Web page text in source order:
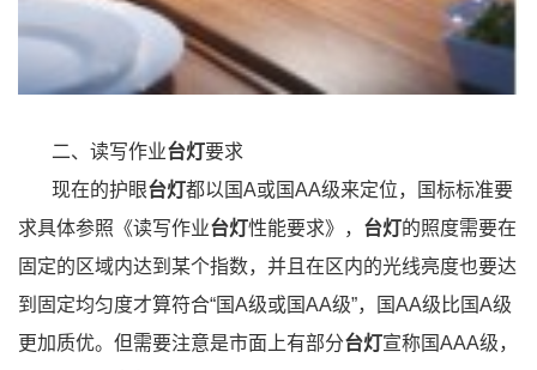
二、读写作业台灯要求
现在的护眼台灯都以国A或国AA级来定位，国标标准要
求具体参照《读写作业台灯性能要求》， 台灯的照度需要在
固定的区域内达到某个指数，并且在区内的光线亮度也要达
到固定均匀度才算符合“国A级或国AA级”，国AA级比国A级
更加质优。但需要注意是市面上有部分台灯宣称国AAA级，